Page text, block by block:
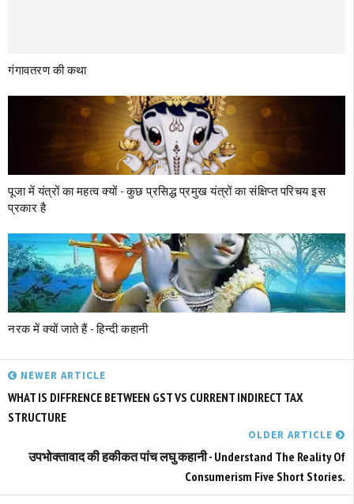
गंगावतरण की कथा
पूजा में यंत्रों का महत्व क्‍यों - कुछ प्रसिद्ध प्रमुख यंत्रों का संक्षिप्त परिचय इस
प्रकार है
नरक में क्‍यों जाते हैं - हिन्दी कहानी
NEWER ARTICLE
WHAT IS DIFFRENCE BETWEEN GST VS CURRENT INDIRECT TAX
STRUCTURE
OLDER ARTICLE
उपभोक्तावाद की हकीकत पांच लघु कहानी - Understand The Reality Of
Consumerism Five Short Stories.